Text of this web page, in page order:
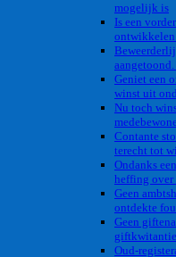
mogelijk is
Is een
Geniet een
winst uit
Nu toch
Contante
terecht tot
Ondanks
heffing over
Geen
ontdekte
Geen
Oud-